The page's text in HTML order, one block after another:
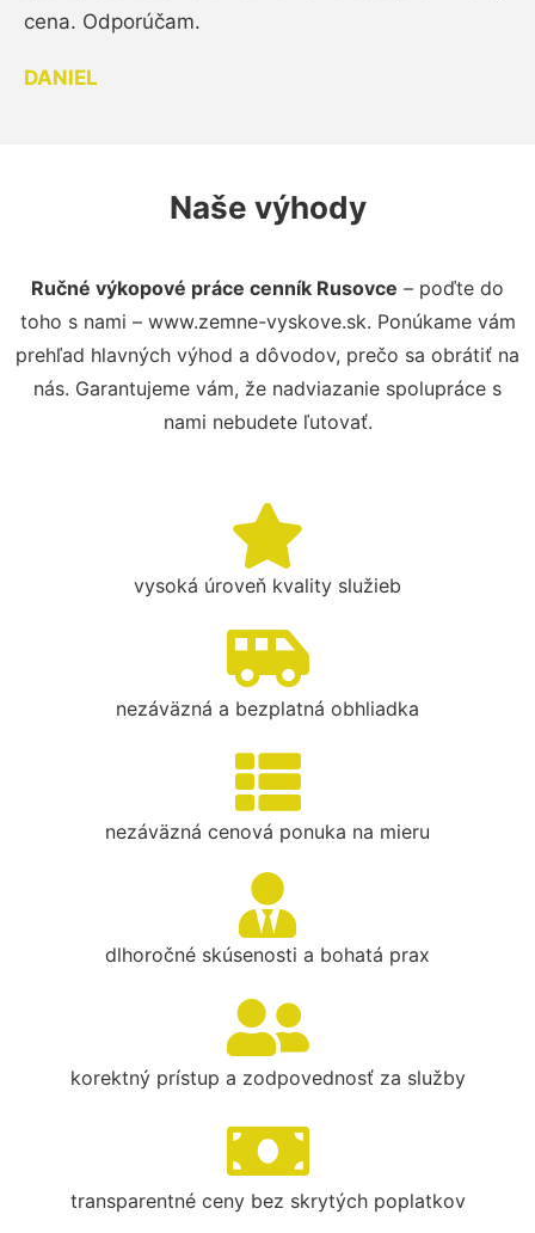
cena. Odporúčam.
DANIEL
Naše výhody
Ručné výkopové práce cenník Rusovce – poďte do
toho s nami – www.zemne-vyskove.sk. Ponúkame vám
prehľad hlavných výhod a dôvodov, prečo sa obrátiť na
nás. Garantujeme vám, že nadviazanie spolupráce s
nami nebudete ľutovať.
vysoká úroveň kvality služieb
nezáväzná a bezplatná obhliadka
nezáväzná cenová ponuka na mieru
dlhoročné skúsenosti a bohatá prax
korektný prístup a zodpovednosť za služby
transparentné ceny bez skrytých poplatkov